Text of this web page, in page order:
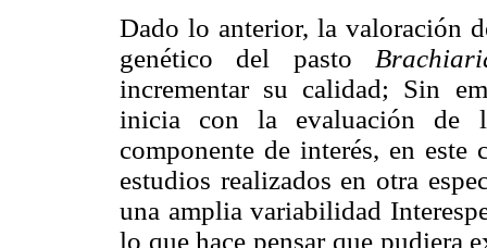
Dado lo anterior, la valoración
genético del pasto
incrementar su calidad; Sin
inicia con la evaluación de
componente de interés, en
estudios realizados en otra
una amplia variabilidad
lo que hace pensar que pudiera